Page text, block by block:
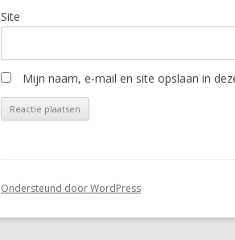
Site
Mijn naam, e-mail en site opslaan in
Ondersteund door WordPress